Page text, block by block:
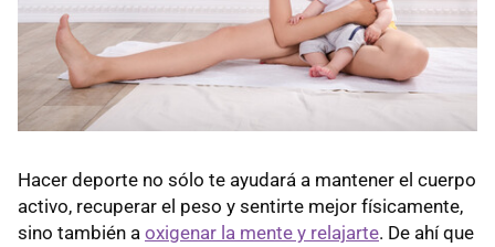
Hacer deporte no sólo te ayudará a mantener el cuerpo
activo, recuperar el peso y sentirte mejor físicamente,
sino también a oxigenar la mente y relajarte. De ahí que